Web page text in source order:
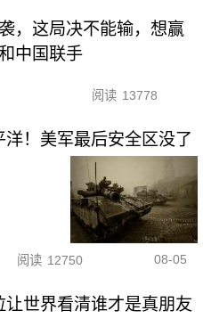
，这局决不能输，想赢
中国联手
阅读 13778
！美军最后安全区没了
阅读 12750 08-05
世界看清谁才是真朋友